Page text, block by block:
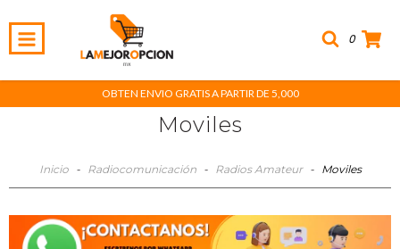
0
OBTEN ENVIO GRATIS A PARTIR DE 5,000
Moviles
Inicio - Radiocomunicación - Radios Amateur - Moviles